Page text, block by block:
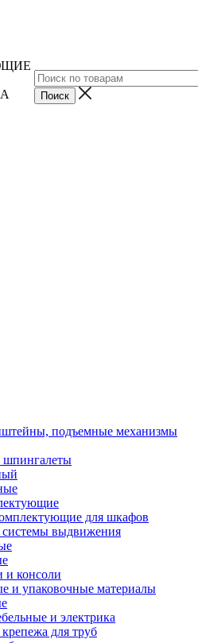
подъемные механизмы
шпингалеты
для шкафов
выдвижения
и консоли
и упаковочные материалы
и электрика
для труб